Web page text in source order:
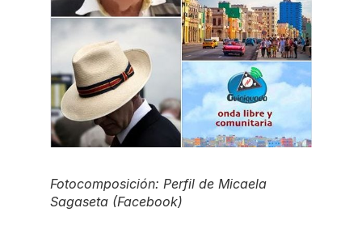
Fotocomposición: Perfil de Micaela
Sagaseta (Facebook)